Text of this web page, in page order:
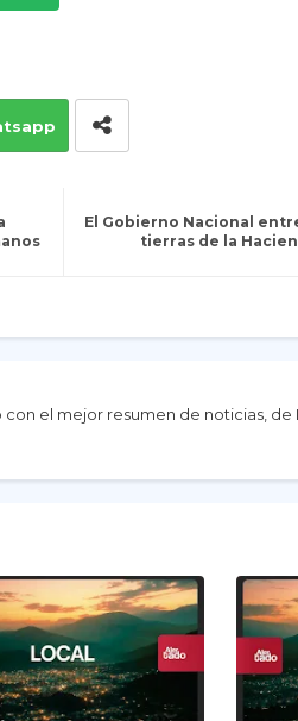
El Gobierno Nacional
tierras de la
el mejor resumen de noticias,